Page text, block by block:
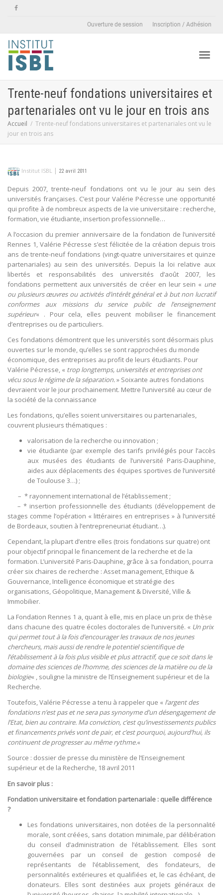
Ouverture de session Inscription / Adhésion
Trente-neuf fondations universitaires et
partenariales ont vu le jour en trois ans
Accueil
Trente-neuf fondations universitaires et partenariales ont vu le
jour en trois ans
Institut ISBL | 22 avril 2011
Depuis 2007, trente-neuf fondations ont vu le jour au sein des
universités françaises. C’est pour Valérie Pécresse une opportunité
qui profite à de nombreux aspects de la vie universitaire : recherche,
formation, vie étudiante, insertion professionnelle…
A l’occasion du premier anniversaire de la fondation de l’université
Rennes 1, Valérie Pécresse s’est félicitée de la création depuis trois
ans de trente-neuf fondations (vingt-quatre universitaires et quinze
partenariales) au sein des universités. Depuis la loi relative aux
libertés et responsabilités des universités d’août 2007, les
fondations permettent aux universités de créer en leur sein « une
ou plusieurs œuvres ou activités d’intérêt général et à but non lucratif
conformes aux missions du service public de l’enseignement
supérieur« . Pour cela, elles peuvent mobiliser le financement
d’entreprises ou de particuliers.
Ces fondations démontrent que les universités sont désormais plus
ouvertes sur le monde, qu’elles se sont rapprochées du monde
économique, des entreprises au profit de leurs étudiants. Pour
Valérie Pécresse, « trop longtemps, universités et entreprises ont
vécu sous le régime de la séparation.» Soixante autres fondations
devraient voir le jour prochainement. Mettre l’université au cœur de
la société de la connaissance
Les fondations, qu’elles soient universitaires ou partenariales,
couvrent plusieurs thématiques :
valorisation de la recherche ou innovation ;
vie étudiante (par exemple des tarifs privilégiés pour l’accès
aux musées des étudiants de l’université Paris-Dauphine,
aides aux déplacements des équipes sportives de l’université
de Toulouse 3…) ;
– * rayonnement international de l’établissement ;
– * insertion professionnelle des étudiants (développement de
stages comme l’opération « littéraires en entreprises » à l’université
de Bordeaux, soutien à l’entrepreneuriat étudiant…).
Cependant, la plupart d’entre elles (trois fondations sur quatre) ont
pour objectif principal le financement de la recherche et de la
formation. L’université Paris-Dauphine, grâce à sa fondation, pourra
créer six chaires de recherche : Asset management, Ethique &
Gouvernance, Intelligence économique et stratégie des
organisations, Géopolitique, Management & Diversité, Ville &
Immobilier.
La Fondation Rennes 1 a, quant à elle, mis en place un prix de thèse
dans chacune des quatre écoles doctorales de l’université. « Un prix
qui permet tout à la fois d’encourager les travaux de nos jeunes
chercheurs, mais aussi de rendre le potentiel scientifique de
l’établissement à la fois plus visible et plus attractif, que ce soit dans le
domaine des sciences de l’homme, des sciences de la matière ou de la
biologie« , souligne la ministre de l’Enseignement supérieur et de la
Recherche.
Toutefois, Valérie Pécresse a tenu à rappeler que « l’argent des
fondations n’est pas et ne sera pas synonyme d’un désengagement de
l’Etat, bien au contraire. Ma conviction, c’est qu’investissements publics
et financements privés vont de pair, et c’est pourquoi, aujourd’hui, ils
continuent de progresser au même rythme.«
Source : dossier de presse du ministère de l’Enseignement
supérieur et de la Recherche, 18 avril 2011
En savoir plus :
Fondation universitaire et fondation partenariale : quelle différence
?
Les fondations universitaires, non dotées de la personnalité
morale, sont créées, sans dotation minimale, par délibération
du conseil d’administration de l’établissement. Elles sont
gouvernées par un conseil de gestion composé de
représentants de l’établissement, des fondateurs, de
personnalités extérieures et qualifiées et, le cas échéant, de
donateurs. Elles sont destinées aux projets généraux de